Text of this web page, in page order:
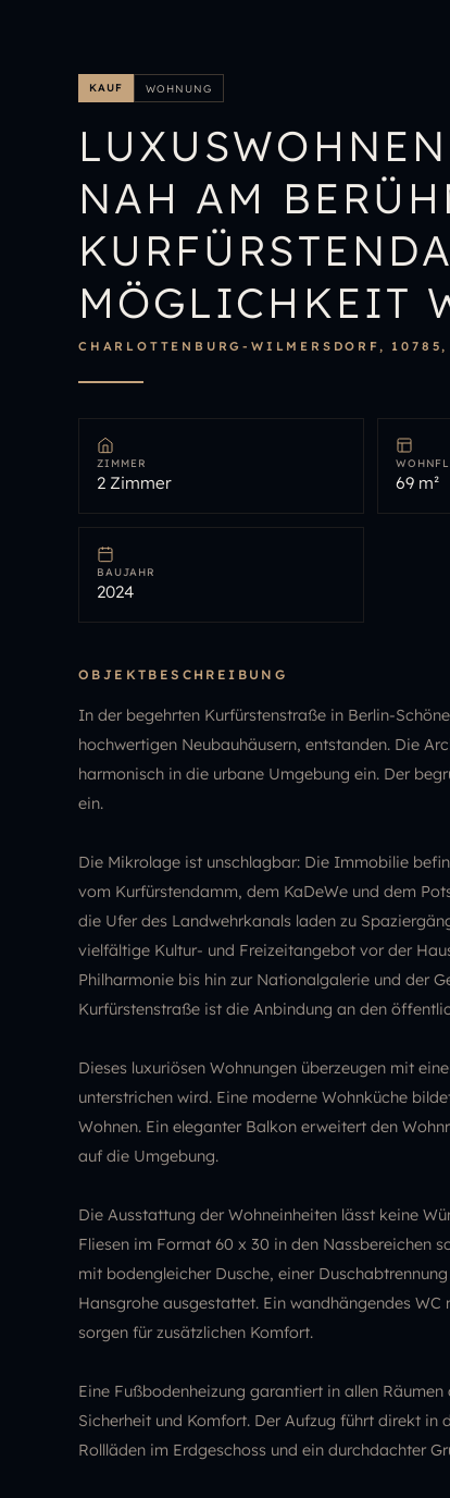
KAUF WOHNUNG
NAH AM
MÖGLICHKEIT
CHARLOTTENBURG-WILMERSDORF,
ZIMMER
2 Zimmer 69 m²
BAUJAHR
2024
OBJEKTBESCHREIBUNG
In der begehrten Kurfürstenstraße in Berlin-
hochwertigen Neubauhäusern, entstanden. Die
harmonisch in die urbane Umgebung ein. Der
ein.
Die Mikrolage ist unschlagbar: Die Immobilie
vom Kurfürstendamm, dem KaDeWe und dem
die Ufer des Landwehrkanals laden zu
vielfältige Kultur- und Freizeitangebot vor der
Philharmonie bis hin zur Nationalgalerie und der
Kurfürstenstraße ist die Anbindung an den
Dieses luxuriösen Wohnungen überzeugen mit
unterstrichen wird. Eine moderne Wohnküche
Wohnen. Ein eleganter Balkon erweitert den
auf die Umgebung.
Die Ausstattung der Wohneinheiten lässt keine
Fliesen im Format 60 x 30 in den Nassbereichen
mit bodengleicher Dusche, einer
Hansgrohe ausgestattet. Ein wandhängendes
sorgen für zusätzlichen Komfort.
Eine Fußbodenheizung garantiert in allen
Sicherheit und Komfort. Der Aufzug führt direkt in
Rollläden im Erdgeschoss und ein durchdachter